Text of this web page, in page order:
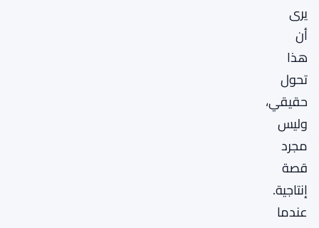
يرى
أن
هذا
تحول
حقيقي،
وليس
مجرد
قصة
إنتاجية.
عندما